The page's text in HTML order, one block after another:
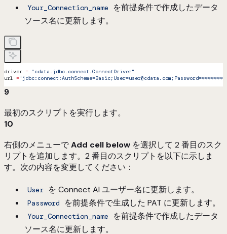
Your_Connection_name
を前提条件で作成したデータ
ソース名に更新します。
driver = "cdata.jdbc.connect.ConnectDriver"
url =
9
最初のスクリプトを実行します。
10
右側のメニューでAdd cell below を選択して 2 番目のスク
リプトを追加します。2 番目のスクリプトを以下に示しま
す。次の内容を変更してください：
User を Connect AI ユーザー名に更新します。
Password を前提条件で生成した PAT に更新します。
Your_Connection_name
を前提条件で作成したデータ
ソース名に更新します。